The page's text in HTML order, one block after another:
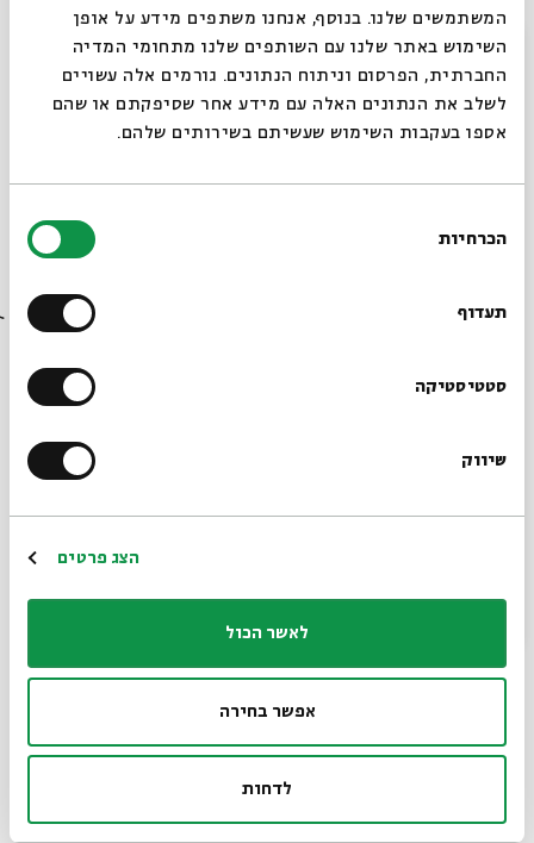
המשתמשים שלנו. בנוסף, אנחנו משתפים מידע על אופן
השימוש באתר שלנו עם השותפים שלנו מתחומי המדיה
החברתית, הפרסום וניתוח הנתונים. גורמים אלה עשויים
לשלב את הנתונים האלה עם מידע אחר שסיפקתם או שהם
אספו בעקבות השימוש שעשיתם בשירותים שלהם.
הסכמה
הכרחיות
תעדוף
סטטיסטיקה
שיווק
הצג פרטים
לאשר הכול
אפשר בחירה
לדחות
במאמר "ירושלים של אריה ארוך: בין 'רחוב אגריפס' לבין 'הנציב
העליון'", הציע האוצר מוטי עומר לקשר בין שני הציורים משום
הנדודים ומסמן את ירושלים כמקום זיכרון, רגע לפני החורבן
ולפני הגלות, רגע לפני שירושלים איבדה את תפקידה כמרכז של
טרירטוריה מוגדרת".
חורבן הבית מיוצג גם כאין-בית, חלל, שקע. ב-1995 כרה מיכה
אולמן בור במרכזה של כיכר בבל בברלין. הוא בנה בו מדפים
העומדים ריקים וקרא לו "הספרייה". האנדרטה הוקמה לציון ליל
סגור